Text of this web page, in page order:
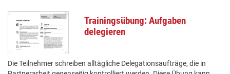
Trainingsübung: Aufgaben
delegieren
Die Teilnehmer schreiben alltägliche Delegationsaufträge, die in